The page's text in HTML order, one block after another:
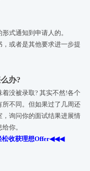
式通知到申请人的。
或者是其他要求进一步提
办?
没被录取? 其实不然!各个
不同。但如果过了几周还
询问你的面试结果进展情
你。
收获理想Offer◀◀◀